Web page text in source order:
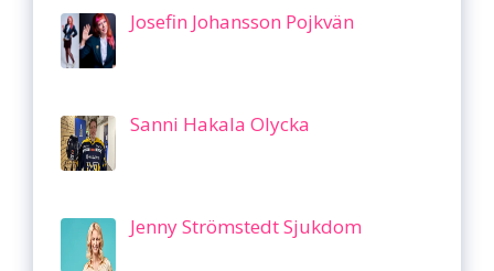
Josefin Johansson Pojkvän
Sanni Hakala Olycka
Jenny Strömstedt Sjukdom